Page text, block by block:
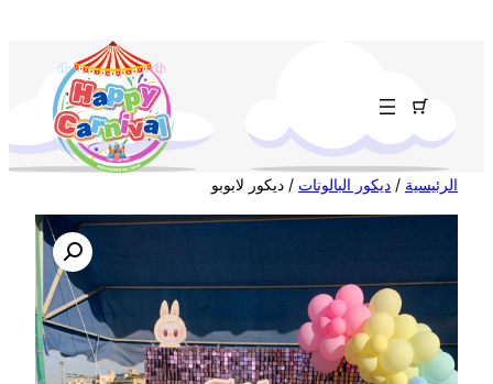
الرئيسية / ديكور البالونات / ديكور لابوبو